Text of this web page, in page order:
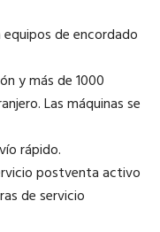
de encordado
y más de 1000
Las máquinas se
rápido.
postventa activo
de servicio